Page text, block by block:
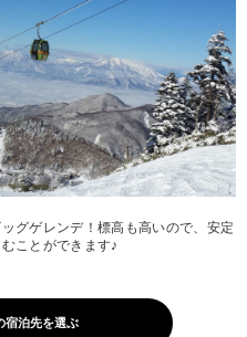
グゲレンデ！標高も高いので、安定
ことができます♪
宿泊先を選ぶ